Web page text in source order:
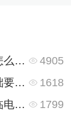
【画册封面设计技巧】企业宣传册封面怎么设计更好看？
4905
新手做网站建设之初必须明白的几个基础要点问题分析
1618
互联网打破传统电影制作，多屏时代来临电影人咋办
1799